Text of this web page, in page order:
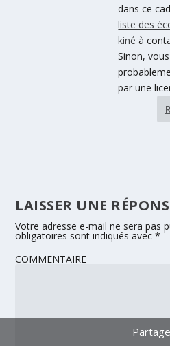
dans ce
liste des
kiné à
Sinon,
par une
LAISSER UNE
Votre adresse e-mail ne sera pas
obligatoires sont indiqués avec*
COMMENTAIRE